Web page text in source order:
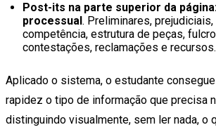
Post-its na parte superior da
processual . Preliminares,
competência, estrutura de peças,
contestações, reclamações e recursos.
Aplicado o sistema, o estudante
rapidez o tipo de informação que precisa
distinguindo visualmente, sem ler nada, o